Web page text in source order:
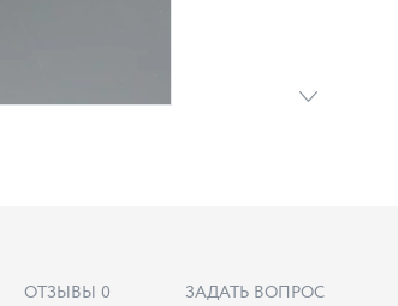
ОТЗЫВЫ 0 ЗАДАТЬ ВОПРОС